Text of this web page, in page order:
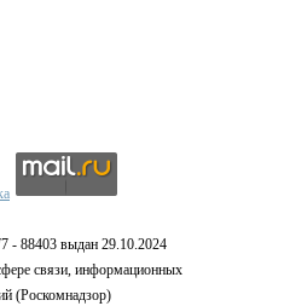
- 88403 выдан 29.10.2024
связи, информационных
(Роскомнадзор)